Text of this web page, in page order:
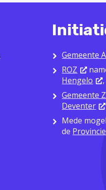
Gemeente
ROZ
Hengelo
,
Gemeente
Deventer
Mede
de